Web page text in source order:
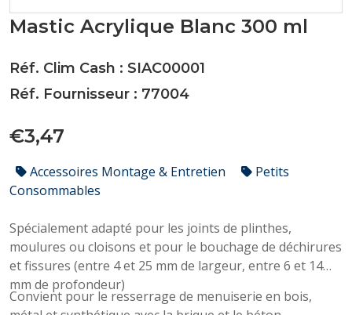
Mastic Acrylique Blanc 300 ml
Réf. Clim Cash : SIAC00001
Réf. Fournisseur : 77004
€3,47
Accessoires Montage & Entretien
Petits
Consommables
Spécialement adapté pour les joints de plinthes,
moulures ou cloisons et pour le bouchage de déchirures
et fissures (entre 4 et 25 mm de largeur, entre 6 et 14
mm de profondeur)
Convient pour le resserrage de menuiserie en bois,